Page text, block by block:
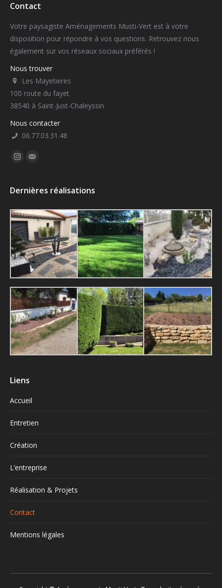
Contact
Votre paysagiste Aménagements Musti-Vert est à votre
disposition pour répondre à vos questions. Retrouvez nous
également sur vos réseaux sociaux préférés !
Nous trouver
Les Mayetieres
100 route du fayet
38540 à Saint-Just-Chaleyssin
Nous contacter
06.77.03.31.48
Trouvez nous sur :
Instagram
Dernières réalisations
Liens
Accueil
Entretien
Création
L’entreprise
Réalisation & Projets
Contact
Mentions légales